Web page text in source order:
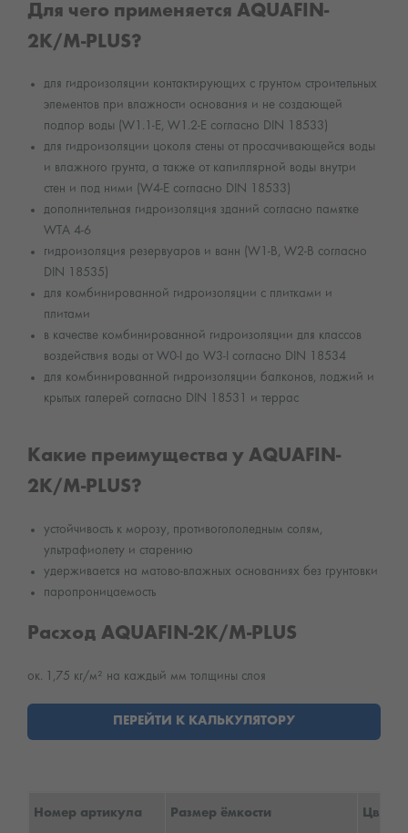
Для чего применяется AQUAFIN-
2K/M-PLUS?
для гидроизоляции контактирующих с грунтом строительных
элементов при влажности основания и не создающей
подпор воды (W1.1-E, W1.2-E согласно DIN 18533)
для гидроизоляции цоколя стены от просачивающейся воды
и влажного грунта, а также от капиллярной воды внутри
стен и под ними (W4-E согласно DIN 18533)
дополнительная гидроизоляция зданий согласно памятке
WTA 4-6
гидроизоляция резервуаров и ванн (W1-B, W2-B согласно
DIN 18535)
для комбинированной гидроизоляции с плитками и
плитами
в качестве комбинированной гидроизоляции для классов
воздействия воды от W0-I до W3-I согласно DIN 18534
для комбинированной гидроизоляции балконов, лоджий и
крытых галерей согласно DIN 18531 и террас
Какие преимущества у AQUAFIN-
2K/M-PLUS?
устойчивость к морозу, противогололедным солям,
ультрафиолету и старению
удерживается на матово-влажных основаниях без грунтовки
паропроницаемость
Расход AQUAFIN-2K/M-PLUS
ок. 1,75 кг/м² на каждый мм толщины слоя
ПЕРЕЙТИ К КАЛЬКУЛЯТОРУ
Номер артикула Размер ёмкости Цвет